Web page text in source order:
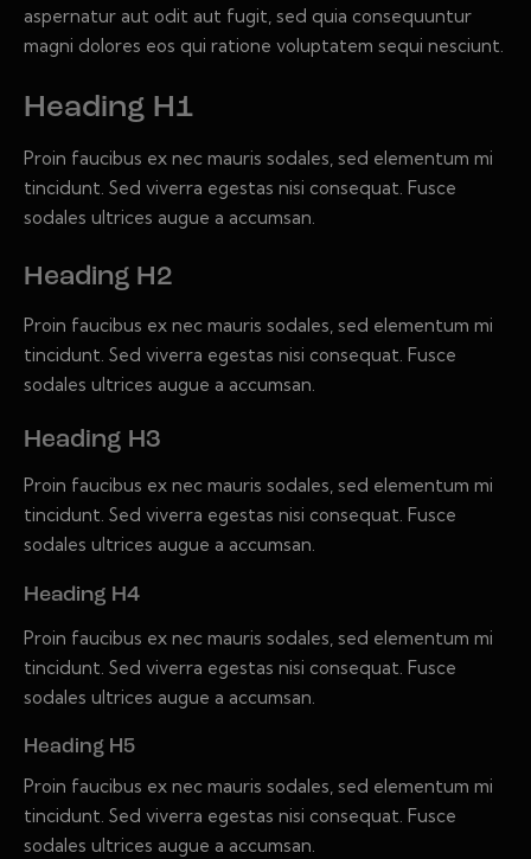
aspernatur aut odit aut fugit, sed quia consequuntur
magni dolores eos qui ratione voluptatem sequi nesciunt.
Heading H1
Proin faucibus ex nec mauris sodales, sed elementum mi
tincidunt. Sed viverra egestas nisi consequat. Fusce
sodales ultrices augue a accumsan.
Heading H2
Proin faucibus ex nec mauris sodales, sed elementum mi
tincidunt. Sed viverra egestas nisi consequat. Fusce
sodales ultrices augue a accumsan.
Heading H3
Proin faucibus ex nec mauris sodales, sed elementum mi
tincidunt. Sed viverra egestas nisi consequat. Fusce
sodales ultrices augue a accumsan.
Heading H4
Proin faucibus ex nec mauris sodales, sed elementum mi
tincidunt. Sed viverra egestas nisi consequat. Fusce
sodales ultrices augue a accumsan.
Heading H5
Proin faucibus ex nec mauris sodales, sed elementum mi
tincidunt. Sed viverra egestas nisi consequat. Fusce
sodales ultrices augue a accumsan.